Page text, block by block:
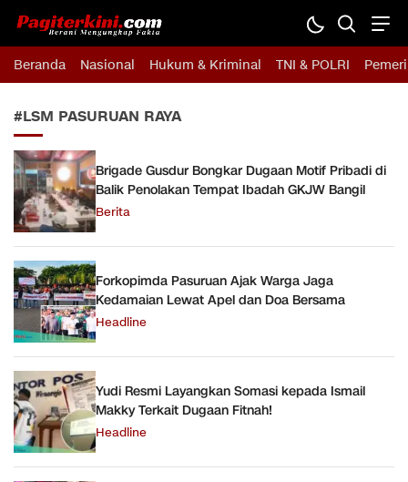
Pagiterkini.com
Berani Mengungkap Fakta
Beranda Nasional Hukum & Kriminal TNI & POLRI
#LSM PASURUAN RAYA
Brigade Gusdur Bongkar Dugaan Motif Pribadi di
Balik Penolakan Tempat Ibadah GKJW Bangil
Berita
Forkopimda Pasuruan Ajak Warga Jaga
Kedamaian Lewat Apel dan Doa Bersama
Headline
Yudi Resmi Layangkan Somasi kepada Ismail
Makky Terkait Dugaan Fitnah!
Headline